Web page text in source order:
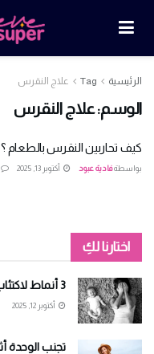
الرئيسية Tag علاج النقرس
الوسم:علاج النقرس
كيف تحاربين النقرس بالطعام ؟
بواسطةفادية عبود أكتوبر 13, 2025
اختارنا لكِ
3 أنماط لاكتئاب ما بعد الولادة .. تعرفي عليها
أكتوبر 12, 2025